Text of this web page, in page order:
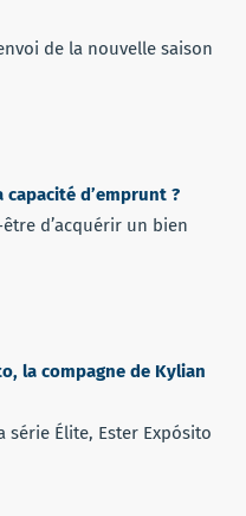
de la nouvelle saison
capacité d’emprunt ?
d’acquérir un bien
la compagne de Kylian
série Élite, Ester Expósito